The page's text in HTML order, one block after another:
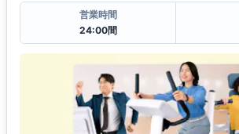
営業時間
24:00間